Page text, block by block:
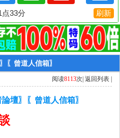
〖曾道人信箱〗
阅读8113次| 返回列表 |
壇〗〖曾道人信箱〗